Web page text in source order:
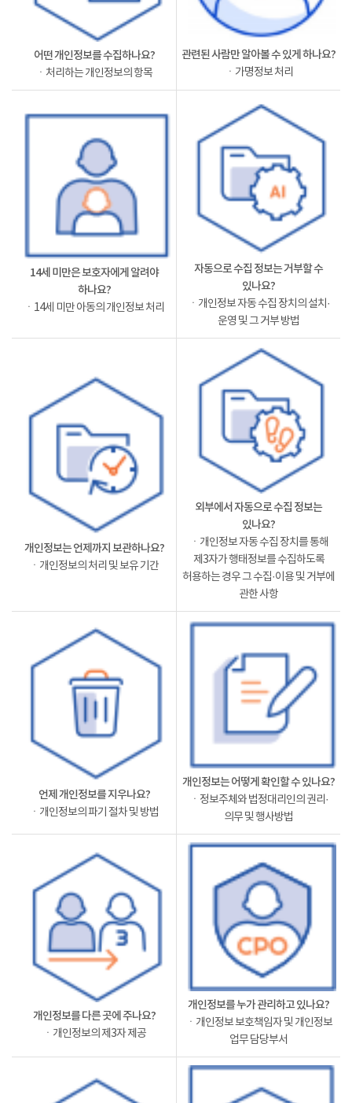
어떤 개인정보를 수집하나요?
ㆍ처리하는 개인정보의 항목
관련된 사람만 알아볼 수 있게 하나요?
ㆍ가명정보 처리
14세 미만은 보호자에게 알려야
하나요?
ㆍ14세 미만 아동의 개인정보 처리
자동으로 수집 정보는 거부할 수
있나요?
ㆍ개인정보 자동 수집 장치의 설치·
운영 및 그 거부 방법
개인정보는 언제까지 보관하나요?
ㆍ개인정보의 처리 및 보유 기간
외부에서 자동으로 수집 정보는
있나요?
ㆍ개인정보 자동 수집 장치를 통해
제3자가 행태정보를 수집하도록
허용하는 경우 그 수집·이용 및 거부에
관한 사항
언제 개인정보를 지우나요?
ㆍ개인정보의 파기 절차 및 방법
개인정보는 어떻게 확인할 수 있나요?
ㆍ정보주체와 법정대리인의 권리·
의무 및 행사방법
개인정보를 다른 곳에 주나요?
ㆍ개인정보의 제3자 제공
개인정보를 누가 관리하고 있나요?
ㆍ개인정보 보호책임자 및 개인정보
업무 담당부서